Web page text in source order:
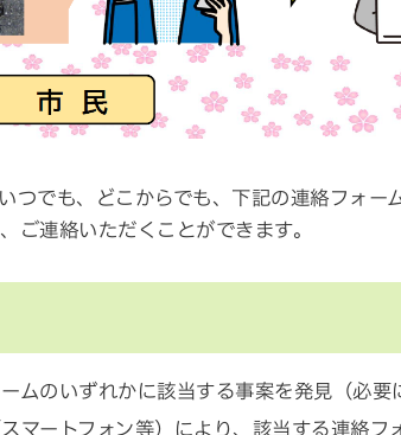
つでも、どこからでも、下記の連絡フォー
ご連絡いただくことができます。
ムのいずれかに該当する事案を発見（必要
マートフォン等）により、該当する連絡フ